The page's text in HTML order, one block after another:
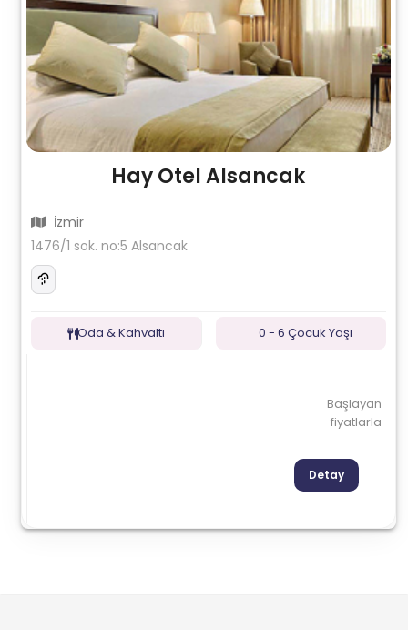
Hay Otel Alsancak
İzmir
1476/1 sok. no:5 Alsancak
Oda & Kahvaltı 0 - 6 Çocuk Yaşı
Başlayan
fiyatlarla
Detay